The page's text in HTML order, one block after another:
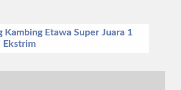
Kambing Etawa Super Juara 1
Ekstrim